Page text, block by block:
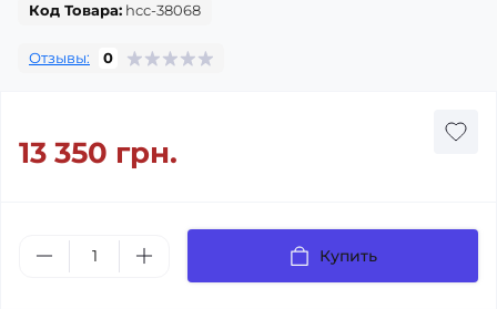
Код Товара: hcc-38068
Отзывы: 0
13 350 грн.
Купить